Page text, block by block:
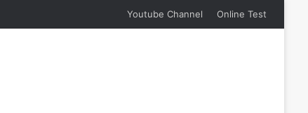
Youtube Channel Online Test